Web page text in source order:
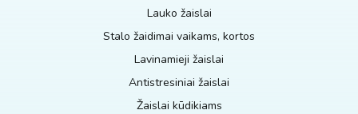
Lauko žaislai
Stalo žaidimai vaikams, kortos
Lavinamieji žaislai
Antistresiniai žaislai
Žaislai kūdikiams